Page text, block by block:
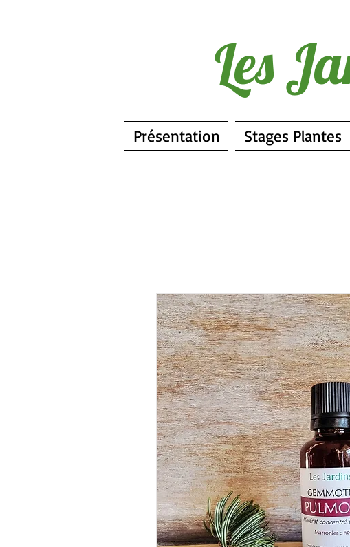
Les
Présentation Stages Plantes